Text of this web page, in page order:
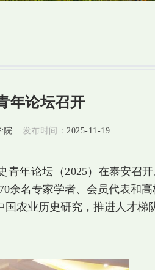
年论坛召开
院 发布时间： 2025-11-19
青年论坛（2025）在泰安召
余名专家学者、会员代表和
农业历史研究，推进人才梯